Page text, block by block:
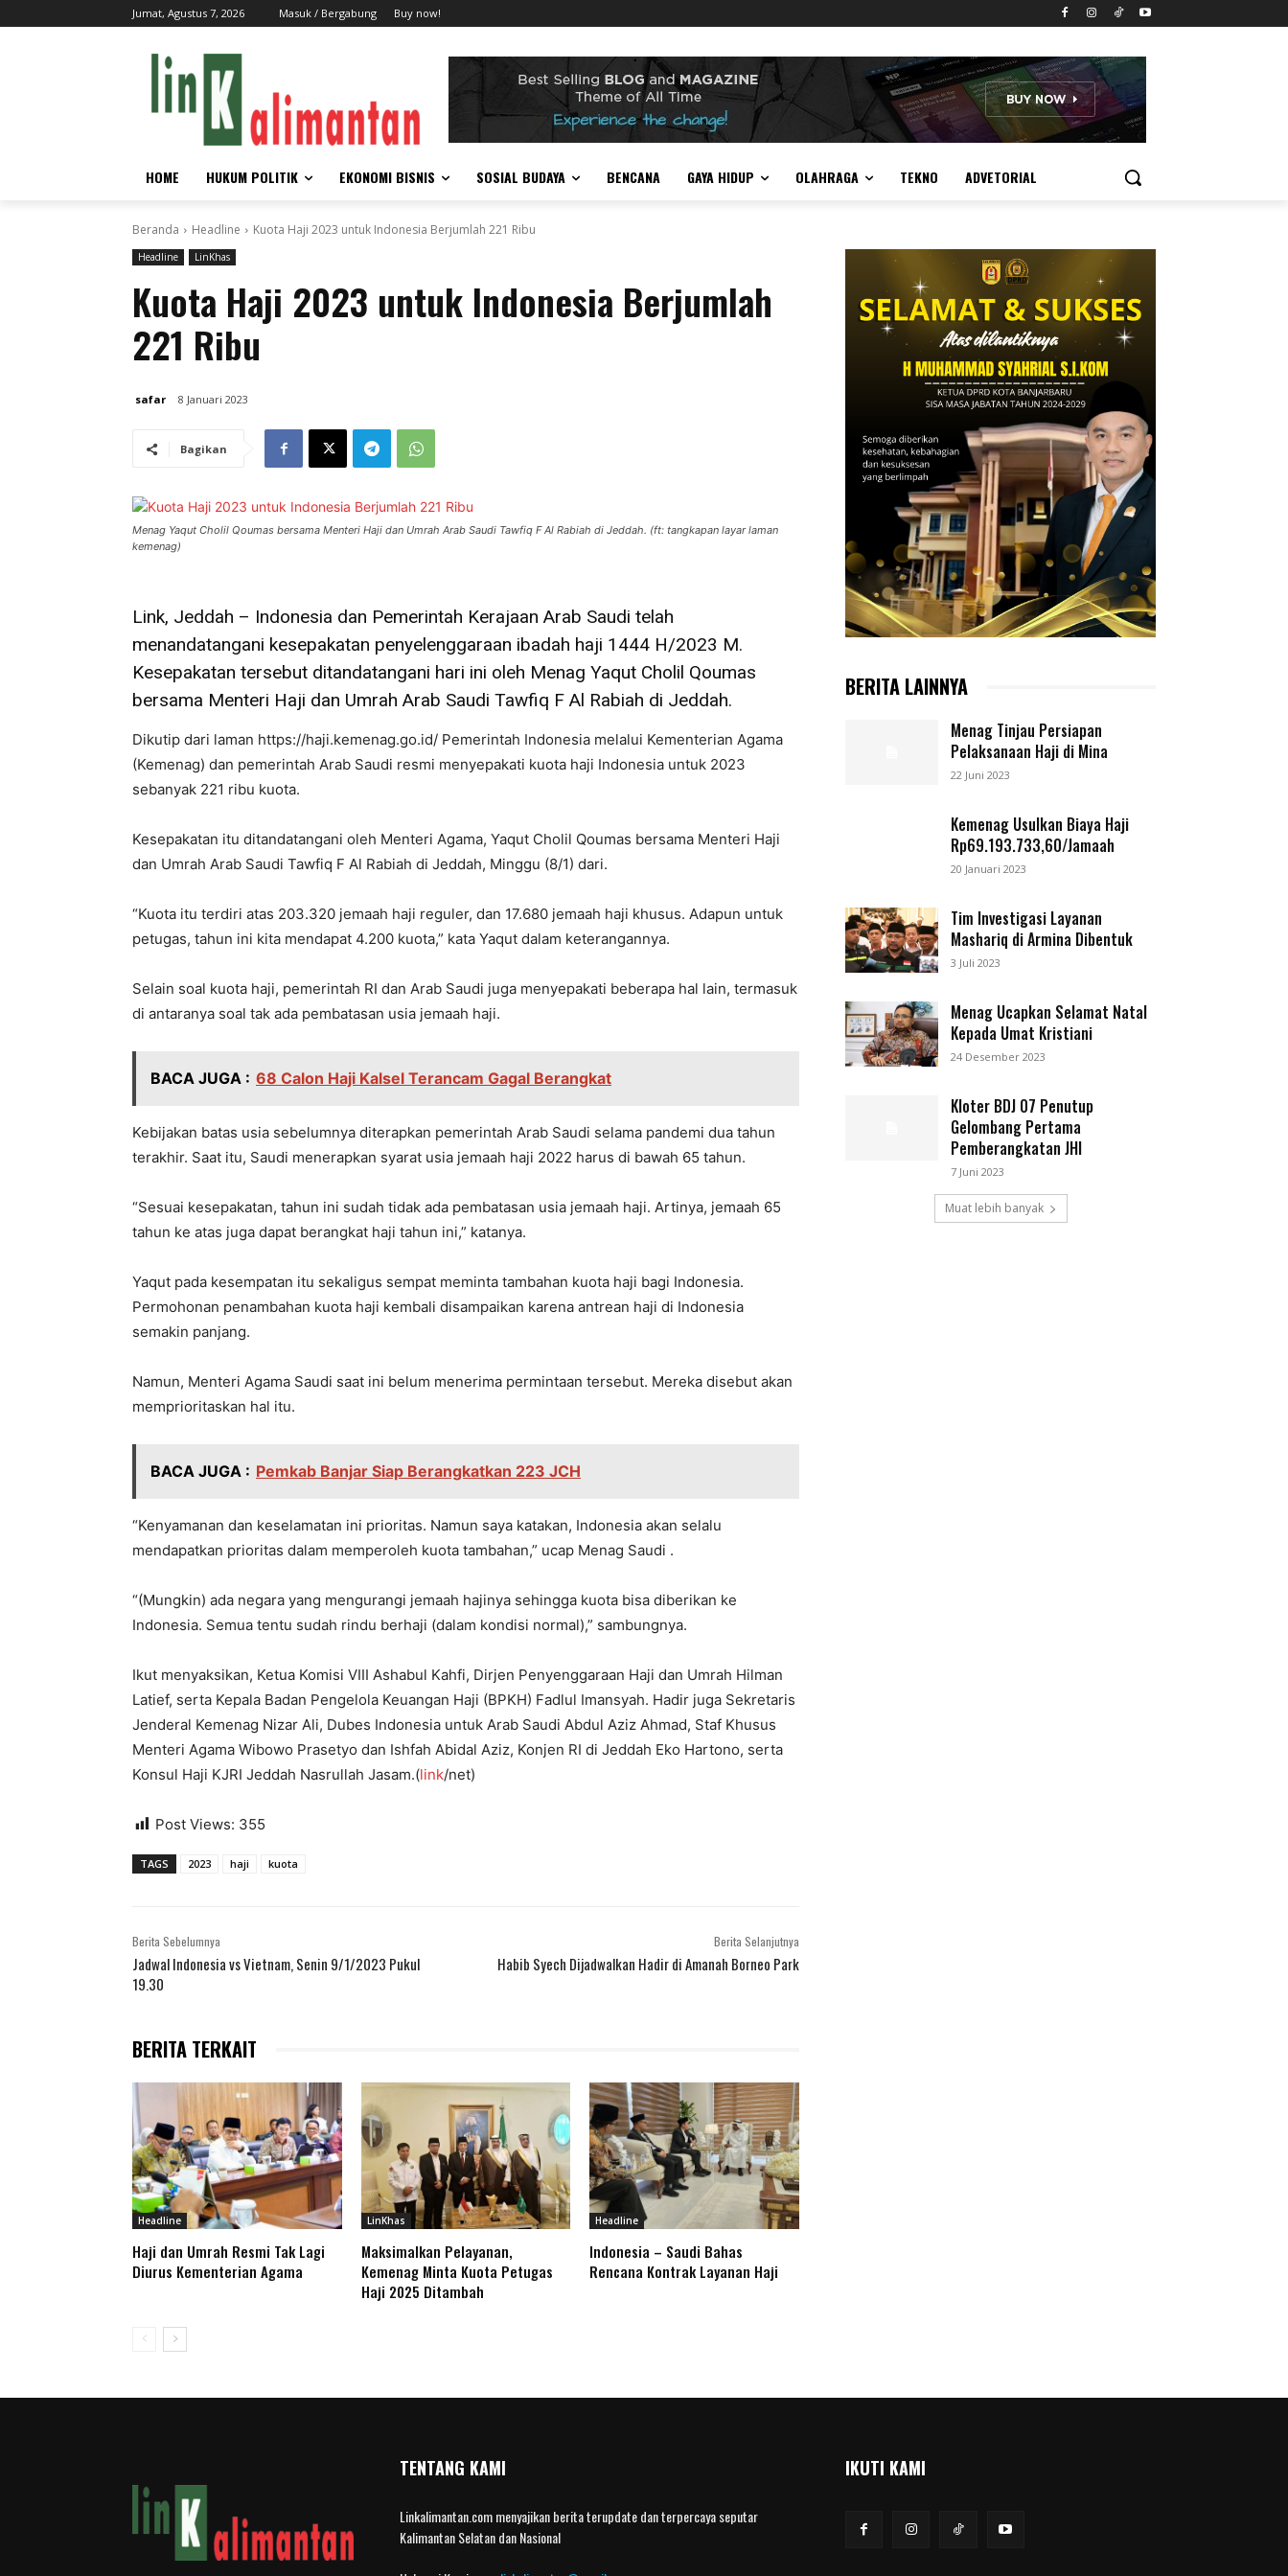
Jumat, Agustus 7, 2026 Masuk / Bergabung Buy now!
HOME HUKUM POLITIK EKONOMI BISNIS SOSIAL BUDAYA BENCANA GAYA HIDUP OLAHRAGA TEKNO ADVETORIAL
Beranda Headline Kuota Haji 2023 untuk Indonesia Berjumlah 221 Ribu
Headline LinKhas
Kuota Haji 2023 untuk Indonesia Berjumlah
221 Ribu
safar 8 Januari 2023
Bagikan
Menag Yaqut Cholil Qoumas bersama Menteri Haji dan Umrah Arab Saudi Tawfiq F Al Rabiah di Jeddah. (ft: tangkapan layar laman
kemenag)
Link, Jeddah – Indonesia dan Pemerintah Kerajaan Arab Saudi telah
menandatangani kesepakatan penyelenggaraan ibadah haji 1444 H/2023 M.
Kesepakatan tersebut ditandatangani hari ini oleh Menag Yaqut Cholil Qoumas
bersama Menteri Haji dan Umrah Arab Saudi Tawfiq F Al Rabiah di Jeddah.
Dikutip dari laman https://haji.kemenag.go.id/ Pemerintah Indonesia melalui Kementerian Agama
(Kemenag) dan pemerintah Arab Saudi resmi menyepakati kuota haji Indonesia untuk 2023
sebanyak 221 ribu kuota.
Kesepakatan itu ditandatangani oleh Menteri Agama, Yaqut Cholil Qoumas bersama Menteri Haji
dan Umrah Arab Saudi Tawfiq F Al Rabiah di Jeddah, Minggu (8/1) dari.
“Kuota itu terdiri atas 203.320 jemaah haji reguler, dan 17.680 jemaah haji khusus. Adapun untuk
petugas, tahun ini kita mendapat 4.200 kuota,” kata Yaqut dalam keterangannya.
Selain soal kuota haji, pemerintah RI dan Arab Saudi juga menyepakati beberapa hal lain, termasuk
di antaranya soal tak ada pembatasan usia jemaah haji.
BACA JUGA : 68 Calon Haji Kalsel Terancam Gagal Berangkat
Kebijakan batas usia sebelumnya diterapkan pemerintah Arab Saudi selama pandemi dua tahun
terakhir. Saat itu, Saudi menerapkan syarat usia jemaah haji 2022 harus di bawah 65 tahun.
“Sesuai kesepakatan, tahun ini sudah tidak ada pembatasan usia jemaah haji. Artinya, jemaah 65
tahun ke atas juga dapat berangkat haji tahun ini,” katanya.
Yaqut pada kesempatan itu sekaligus sempat meminta tambahan kuota haji bagi Indonesia.
Permohonan penambahan kuota haji kembali disampaikan karena antrean haji di Indonesia
semakin panjang.
Namun, Menteri Agama Saudi saat ini belum menerima permintaan tersebut. Mereka disebut akan
memprioritaskan hal itu.
BACA JUGA : Pemkab Banjar Siap Berangkatkan 223 JCH
“Kenyamanan dan keselamatan ini prioritas. Namun saya katakan, Indonesia akan selalu
mendapatkan prioritas dalam memperoleh kuota tambahan,” ucap Menag Saudi .
“(Mungkin) ada negara yang mengurangi jemaah hajinya sehingga kuota bisa diberikan ke
Indonesia. Semua tentu sudah rindu berhaji (dalam kondisi normal),” sambungnya.
Ikut menyaksikan, Ketua Komisi VIII Ashabul Kahfi, Dirjen Penyenggaraan Haji dan Umrah Hilman
Latief, serta Kepala Badan Pengelola Keuangan Haji (BPKH) Fadlul Imansyah. Hadir juga Sekretaris
Jenderal Kemenag Nizar Ali, Dubes Indonesia untuk Arab Saudi Abdul Aziz Ahmad, Staf Khusus
Menteri Agama Wibowo Prasetyo dan Ishfah Abidal Aziz, Konjen RI di Jeddah Eko Hartono, serta
Konsul Haji KJRI Jeddah Nasrullah Jasam.(link/net)
Post Views: 355
TAGS 2023 haji kuota
Berita Sebelumnya
Jadwal Indonesia vs Vietnam, Senin 9/1/2023 Pukul
19.30
Berita Selanjutnya
Habib Syech Dijadwalkan Hadir di Amanah Borneo Park
BERITA TERKAIT
Headline
Haji dan Umrah Resmi Tak Lagi
Diurus Kementerian Agama
LinKhas
Maksimalkan Pelayanan,
Kemenag Minta Kuota Petugas
Haji 2025 Ditambah
Headline
Indonesia – Saudi Bahas
Rencana Kontrak Layanan Haji
BERITA LAINNYA
Menag Tinjau Persiapan
Pelaksanaan Haji di Mina
22 Juni 2023
Kemenag Usulkan Biaya Haji
Rp69.193.733,60/Jamaah
20 Januari 2023
Tim Investigasi Layanan
Mashariq di Armina Dibentuk
3 Juli 2023
Menag Ucapkan Selamat Natal
Kepada Umat Kristiani
24 Desember 2023
Kloter BDJ 07 Penutup
Gelombang Pertama
Pemberangkatan JHI
7 Juni 2023
Muat lebih banyak
TENTANG KAMI
Linkalimantan.com menyajikan berita terupdate dan terpercaya seputar
Kalimantan Selatan dan Nasional
IKUTI KAMI